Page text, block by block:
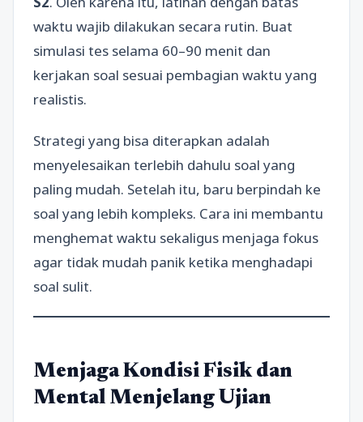
waktu wajib dilakukan secara rutin. Buat
simulasi tes selama 60–90 menit dan
kerjakan soal sesuai pembagian waktu yang
realistis.
Strategi yang bisa diterapkan adalah
menyelesaikan terlebih dahulu soal yang
paling mudah. Setelah itu, baru berpindah ke
soal yang lebih kompleks. Cara ini membantu
menghemat waktu sekaligus menjaga fokus
agar tidak mudah panik ketika menghadapi
soal sulit.
Menjaga Kondisi Fisik dan
Mental Menjelang Ujian